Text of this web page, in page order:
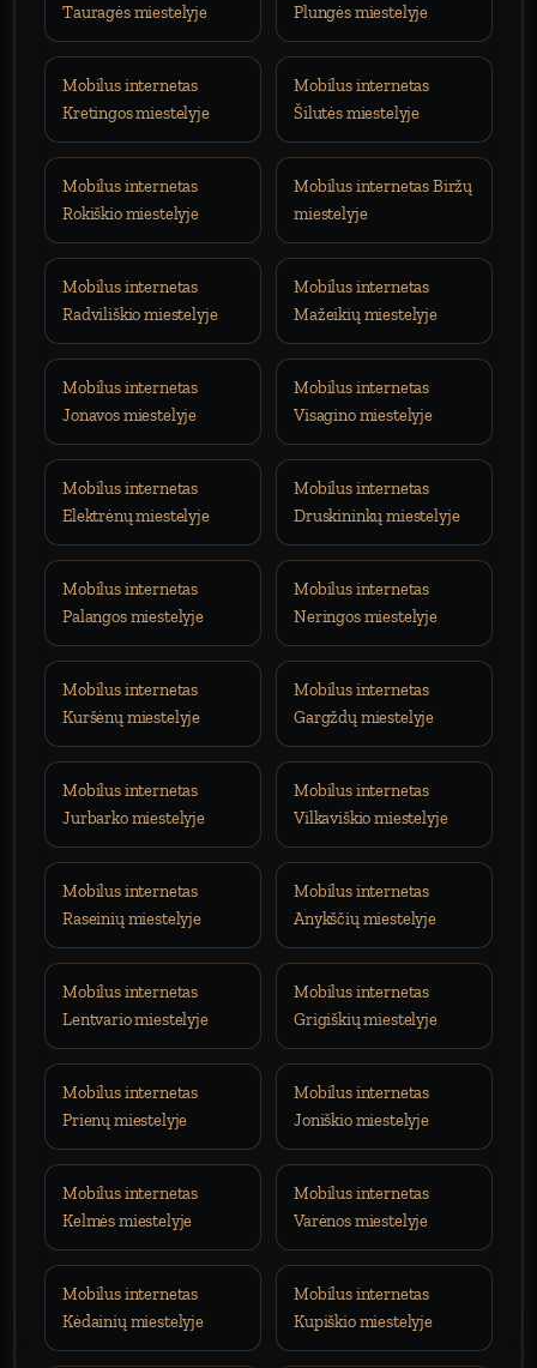
Tauragės miestelyje
Plungės miestelyje
Mobilus internetas
Kretingos miestelyje
Mobilus internetas
Šilutės miestelyje
Mobilus internetas
Rokiškio miestelyje
Mobilus internetas Biržų
miestelyje
Mobilus internetas
Radviliškio miestelyje
Mobilus internetas
Mažeikių miestelyje
Mobilus internetas
Jonavos miestelyje
Mobilus internetas
Visagino miestelyje
Mobilus internetas
Elektrėnų miestelyje
Mobilus internetas
Druskininkų miestelyje
Mobilus internetas
Palangos miestelyje
Mobilus internetas
Neringos miestelyje
Mobilus internetas
Kuršėnų miestelyje
Mobilus internetas
Gargždų miestelyje
Mobilus internetas
Jurbarko miestelyje
Mobilus internetas
Vilkaviškio miestelyje
Mobilus internetas
Raseinių miestelyje
Mobilus internetas
Anykščių miestelyje
Mobilus internetas
Lentvario miestelyje
Mobilus internetas
Grigiškių miestelyje
Mobilus internetas
Prienų miestelyje
Mobilus internetas
Joniškio miestelyje
Mobilus internetas
Kelmės miestelyje
Mobilus internetas
Varėnos miestelyje
Mobilus internetas
Kėdainių miestelyje
Mobilus internetas
Kupiškio miestelyje